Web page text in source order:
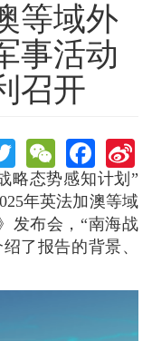
等域外
事活动
召开
(link is
external)
TwitterWeChat
略态势感知计划”
年英法加澳等域
发布会，“南海战
了报告的背景、